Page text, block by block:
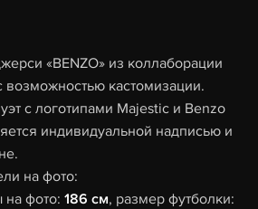
«BENZO» из коллаборации
возможностью кастомизации.
с логотипами Majestic и Benzo
индивидуальной надписью и
на фото:
на фото:186 см, размер футболки: